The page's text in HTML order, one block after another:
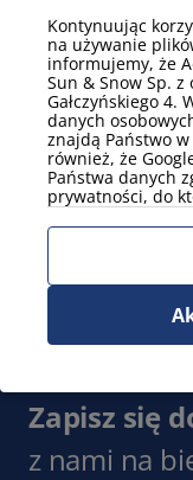
Media
telewizor
Pokaż więcej
Parking
parking
Pokaż więcej
Widok
Zapisz się
z nami na
Kontynuując
na używanie
informujemy, że
Sun & Snow Sp. z
Gałczyńskiego
danych
znajdą Państwo w
również, że
Państwa danych
prywatności, do